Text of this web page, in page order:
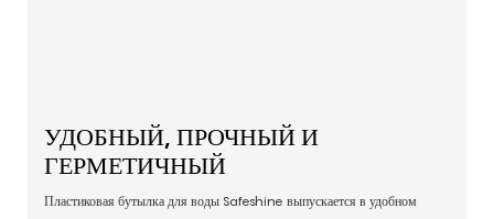
УДОБНЫЙ, ПРОЧНЫЙ И
ГЕРМЕТИЧНЫЙ
Пластиковая бутылка для воды Safeshine выпускается в удобном